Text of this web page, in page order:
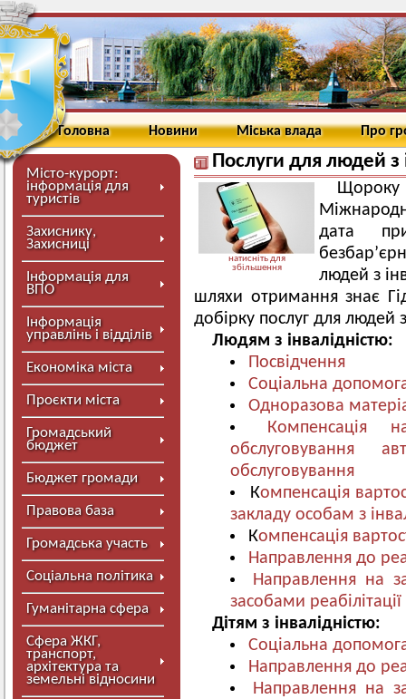
Головна Новини Міська влада Про
Місто-курорт:
інформація для
туристів
Захиснику,
Захисниці
Інформація для
ВПО
Інформація
управлінь і відділів
Економіка міста
Проєкти міста
Громадський
бюджет
Бюджет громади
Правова база
Громадська участь
Соціальна політика
Гуманітарна сфера
Сфера ЖКГ,
транспорт,
архітектура та
земельні відносини
Послуги для людей з
натисніть для
збільшення
дата
людей з
шляхи отримання знає
добірку послуг для людей
Людям з інвалідністю:
Посвідчення
Соціальна
Одноразова
Компенсація
обслуговування
обслуговування
Компенсація
закладу особам з
Компенсація
Направлення до
Направлення на
засобами реабілітації
Дітям з інвалідністю:
Соціальна
Направлення до
Направлення на